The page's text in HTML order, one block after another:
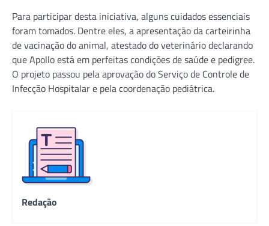
Para participar desta iniciativa, alguns cuidados essenciais
foram tomados. Dentre eles, a apresentação da carteirinha
de vacinação do animal, atestado do veterinário declarando
que Apollo está em perfeitas condições de saúde e pedigree.
O projeto passou pela aprovação do Serviço de Controle de
Infecção Hospitalar e pela coordenação pediátrica.
Redação